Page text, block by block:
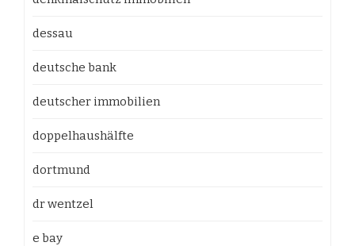
dessau
deutsche bank
deutscher immobilien
doppelhaushälfte
dortmund
dr wentzel
e bay